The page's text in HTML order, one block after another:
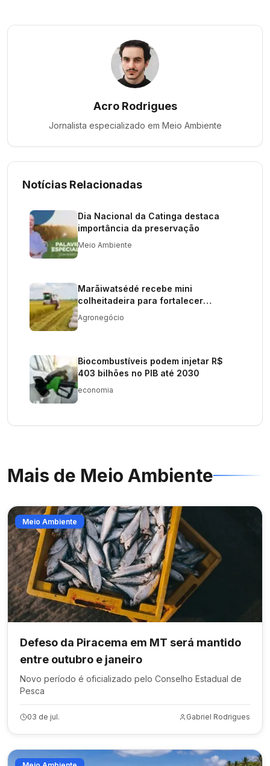
Acro Rodrigues
Jornalista especializado em Meio Ambiente
Notícias Relacionadas
Dia Nacional da Catinga destaca
importância da preservação
Meio Ambiente
Marãiwatsédé recebe mini
colheitadeira para fortalecer
produção de arroz
Agronegócio
Biocombustíveis podem injetar R$
403 bilhões no PIB até 2030
economia
Mais de Meio Ambiente
Meio Ambiente
Defeso da Piracema em MT será mantido
entre outubro e janeiro
Novo período é oficializado pelo Conselho Estadual de
Pesca
03 de jul. Gabriel Rodrigues